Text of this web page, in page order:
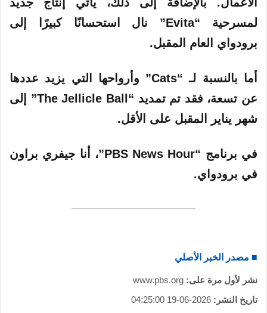
الأعمال. بالإضافة إلى ذلك، يأتي إنتاج جديد
لمسرحية “Evita” نال استحسانًا كبيرًا إلى
برودواي العام المقبل.
أما بالنسبة لـ “Cats” وأرواحها التي يزيد عددها
عن تسعة، فقد تم تمديد “The Jellicle Ball” إلى
شهر يناير المقبل على الأقل.
في برنامج “PBS News Hour”، أنا جيفري براون
في برودواي.
■ مصدر الخبر الأصلي
نشر لأول مرة على: www.pbs.org
تاريخ النشر: 2026-06-19 04:25:00